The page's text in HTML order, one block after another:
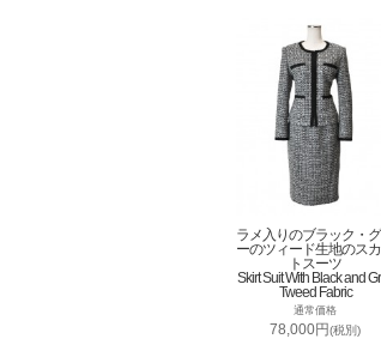
ラメ入りのブラック・
ーのツィード生地のス
トスーツ
Skirt Suit With Black and
Tweed Fabric
通常価格
78,000円(税別)